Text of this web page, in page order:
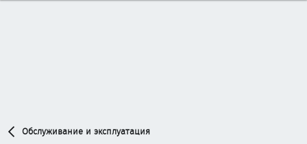
Обслуживание и эксплуатация